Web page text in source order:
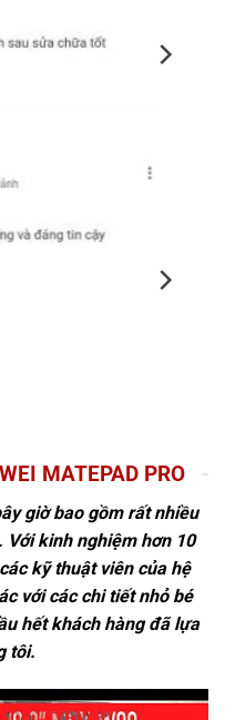
MATEPAD PRO
giờ bao gồm rất nhiều
Với kinh nghiệm hơn 10
kỹ thuật viên của hệ
với các chi tiết nhỏ bé
hết khách hàng đã lựa
tôi.